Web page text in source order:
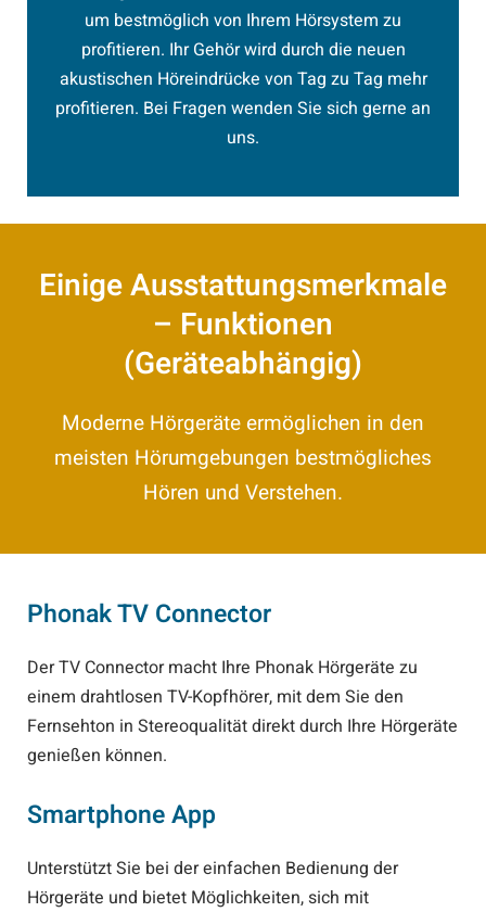
um bestmöglich von Ihrem Hörsystem zu
profitieren. Ihr Gehör wird durch die neuen
akustischen Höreindrücke von Tag zu Tag mehr
profitieren. Bei Fragen wenden Sie sich gerne an
uns.
Einige Ausstattungsmerkmale
– Funktionen
(Geräteabhängig)
Moderne Hörgeräte ermöglichen in den
meisten Hörumgebungen bestmögliches
Hören und Verstehen.
Phonak TV Connector
Der TV Connector macht Ihre Phonak Hörgeräte zu
einem drahtlosen TV-Kopfhörer, mit dem Sie den
Fernsehton in Stereoqualität direkt durch Ihre Hörgeräte
genießen können.
Smartphone App
Unterstützt Sie bei der einfachen Bedienung der
Hörgeräte und bietet Möglichkeiten, sich mit